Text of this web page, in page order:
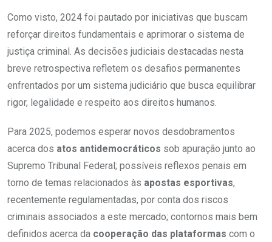
Como visto, 2024 foi pautado por iniciativas que buscam
reforçar direitos fundamentais e aprimorar o sistema de
justiça criminal. As decisões judiciais destacadas nesta
breve retrospectiva refletem os desafios permanentes
enfrentados por um sistema judiciário que busca equilibrar
rigor, legalidade e respeito aos direitos humanos.
Para 2025, podemos esperar novos desdobramentos
acerca dos atos antidemocráticos sob apuração junto ao
Supremo Tribunal Federal; possíveis reflexos penais em
torno de temas relacionados às apostas esportivas,
recentemente regulamentadas, por conta dos riscos
criminais associados a este mercado; contornos mais bem
definidos acerca da cooperação das plataformas com o